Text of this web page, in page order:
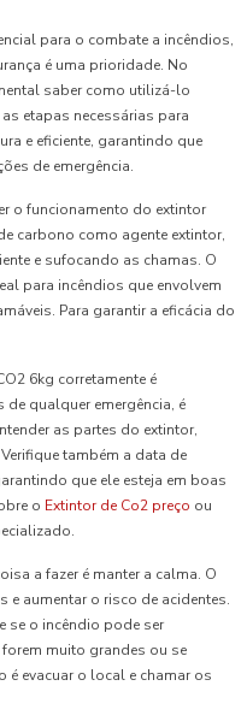
para o combate a incêndios,
é uma prioridade. No
saber como utilizá-lo
etapas necessárias para
e eficiente, garantindo que
de emergência.
o funcionamento do extintor
carbono como agente extintor,
e sufocando as chamas. O
para incêndios que envolvem
Para garantir a eficácia do
6kg corretamente é
qualquer emergência, é
as partes do extintor,
também a data de
que ele esteja em boas
o Extintor de Co2 preço ou
a fazer é manter a calma. O
aumentar o risco de acidentes.
se o incêndio pode ser
muito grandes ou se
evacuar o local e chamar os